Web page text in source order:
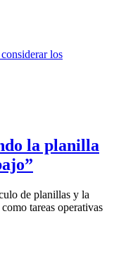
la planilla
de planillas y la
tareas operativas